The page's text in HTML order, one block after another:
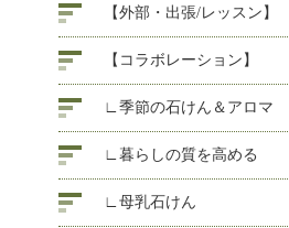
【外部・出張/レッスン】
【コラボレーション】
∟季節の石けん＆アロマ
∟暮らしの質を高める
∟母乳石けん